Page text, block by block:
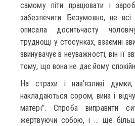
самому піти працювати і
забезпечити. Безумовно, не всі
описала доситьчасту
труднощі у стосунках, взаємні
звинувачує в неуважності, він її
тому, що вона не дає йому
На страхи і нав’язливі
накладаються сором, вина і
матері”. Спроба виправити
жертвуючи собою, і … ще